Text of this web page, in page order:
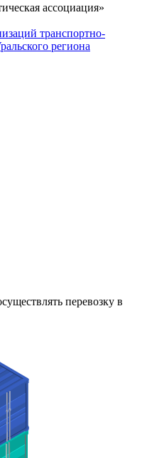
ассоциация»
транспортно-
региона
перевозку в